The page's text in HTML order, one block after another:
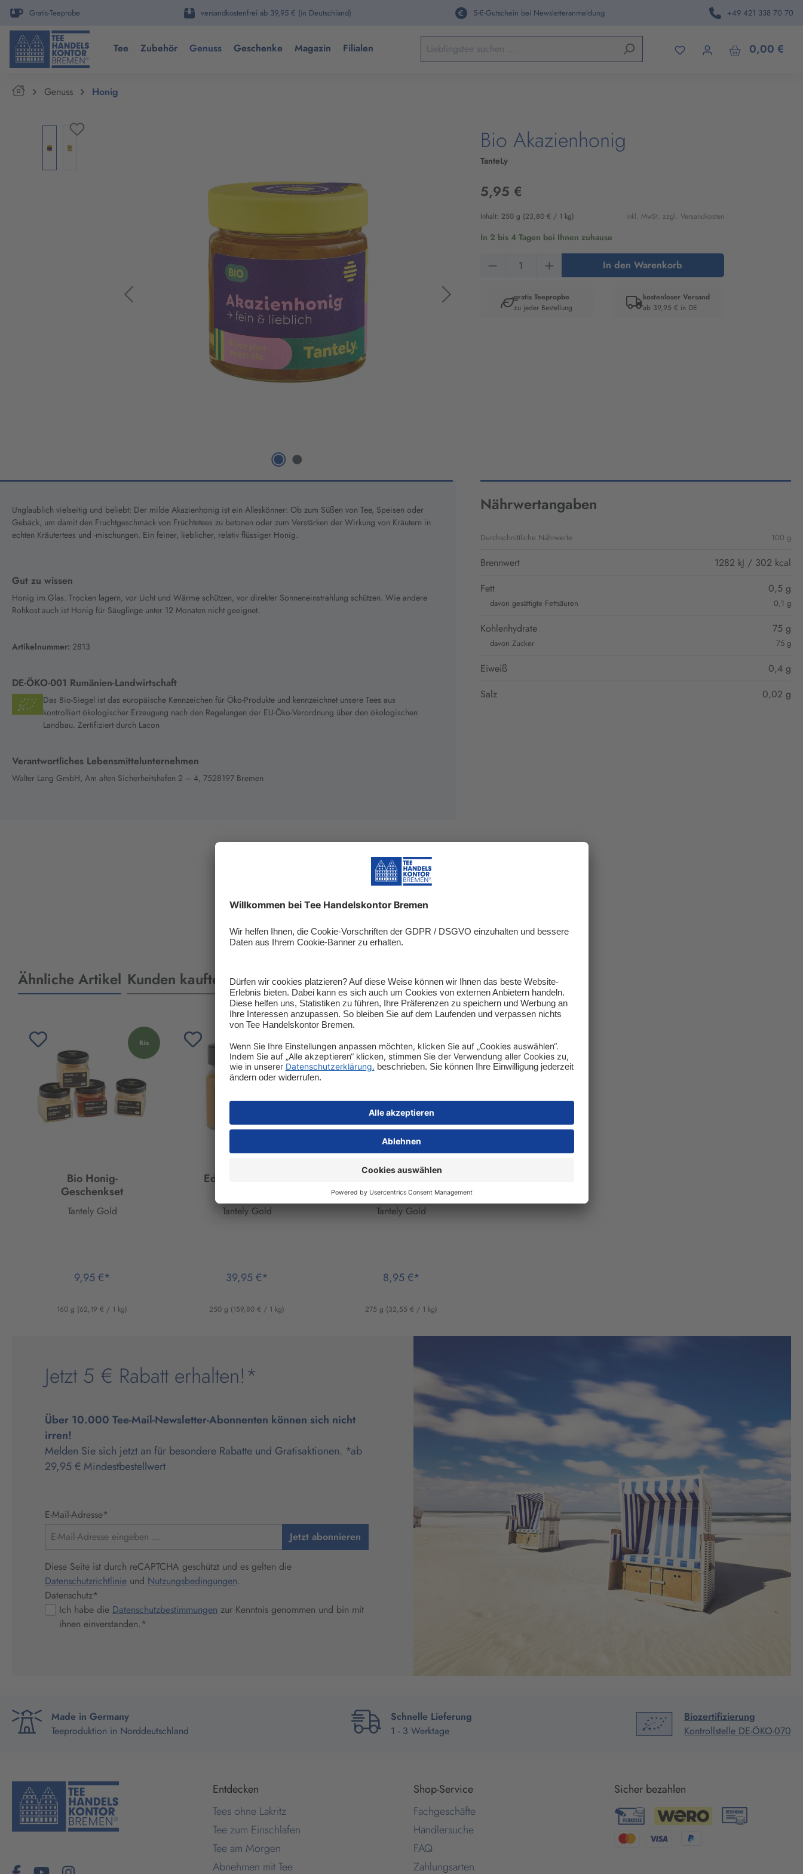
Zur Hauptnavigation springen
Gratis-Teeprobe versandkostenfrei ab 39,95 € (in Deutschland) 5-€-Gutschein bei Newsletteranmeldung +49 421 338 70 70
Tee Zubehör Genuss Geschenke Magazin Filialen Keine Suchergebnisse gefunden. 0,00 €
HomeGenuss Honig
Bildergalerie überspringen Bio Akazienhonig
TanteLy
5,95 €
Inhalt: 250 g (23,80 € / 1 kg) inkl. MwSt. zzgl. Versandkosten
In 2 bis 4 Tagen bei Ihnen zuhause
Produkt Anzahl: Gib den gewünschten Wert ein
In den Warenkorb
gratis Teepropbe
zu jeder Bestellung
kostenloser Versand
ab 39,95 € in DE
Unglaublich vielseitig und beliebt: Der milde Akazienhonig ist ein Alleskönner: Ob zum Süßen von Tee, Speisen oder
Gebäck, um damit den Fruchtgeschmack von Früchtetees zu betonen oder zum Verstärken der Wirkung von Kräutern in
echten Kräutertees und -mischungen. Ein feiner, lieblicher, relativ flüssiger Honig.
Gut zu wissen
Honig im Glas. Trocken lagern, vor Licht und Wärme schützen, vor direkter Sonneneinstrahlung schützen. Wie andere
Rohkost auch ist Honig für Säuglinge unter 12 Monaten nicht geeignet.
Artikelnummer: 2813
DE-ÖKO-001 Rumänien-Landwirtschaft
Das Bio-Siegel ist das europäische Kennzeichen für Öko-Produkte und kennzeichnet unsere Tees aus
kontrolliert ökologischer Erzeugung nach den Regelungen der EU-Öko-Verordnung über den ökologischen
Landbau. Zertifiziert durch Lacon
Verantwortliches Lebensmittelunternehmen
Walter Lang GmbH, Am alten Sicherheitshafen 2 – 4, 7528197 Bremen
Nährwertangaben
Durchschnittliche Nährwerte 100 g
Brennwert
1282 kJ / 302 kcal
Fett
0,5 g
davon gesättigte Fettsäuren 0,1 g
Kohlenhydrate 75 g
davon Zucker 75 g
Eiweiß
0,4 g
Salz
0,02 g
Produktbewertungen
Ähnliche Artikel Kunden kauften auch
Bio
Bio Honig-
Geschenkset
Tantely Gold
9,95 €*
160 g (62,19 € / 1 kg)
Bio
Edler Bio Manuka
Tantely Gold
39,95 €*
250 g (159,80 € / 1 kg)
Bio
Bio
Orangenblütenhonig
Tantely Gold
8,95 €*
275 g (32,55 € / 1 kg)
Jetzt 5 € Rabatt erhalten!*
Über 10.000 Tee-Mail-Newsletter-Abonnenten können sich nicht
irren!
Melden Sie sich jetzt an für besondere Rabatte und Gratisaktionen. *ab
29,95 € Mindestbestellwert
E-Mail-Adresse*
Jetzt abonnieren
Diese Seite ist durch reCAPTCHA geschützt und es gelten die
Datenschutzrichtlinie und Nutzungsbedingungen.
Datenschutz*
Ich habe die Datenschutzbestimmungen zur Kenntnis genommen und bin mit
ihnen einverstanden.*
Made in Germany
Teeproduktion in Norddeutschland
Schnelle Lieferung
1 - 3 Werktage
Biozertifizierung
Kontrollstelle DE-ÖKO-070
Entdecken
Tees ohne Lakritz
Tee zum Einschlafen
Tee am Morgen
Abnehmen mit Tee
Shop-Service
Fachgeschäfte
Händlersuche
FAQ
Zahlungsarten
Sicher bezahlen